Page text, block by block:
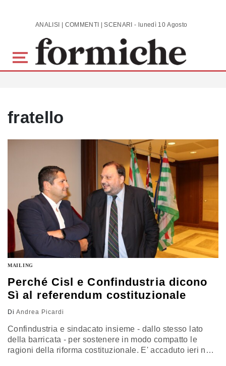
Skip to main content ANALISI | COMMENTI | SCENARI - lunedì 10 Agosto 2026
fratello
MAILING
Perché Cisl e Confindustria dicono
Sì al referendum costituzionale
Di Andrea Picardi
Confindustria e sindacato insieme - dallo stesso lato
della barricata - per sostenere in modo compatto le
ragioni della riforma costituzionale. E' accaduto ieri nel